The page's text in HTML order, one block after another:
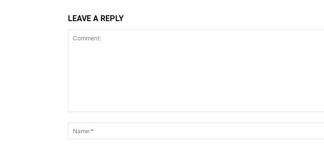
LEAVE A REPLY